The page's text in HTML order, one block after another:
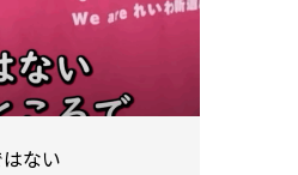
ない